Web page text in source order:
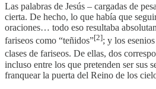
Las palabras de Jesús – cargadas de
cierta. De hecho, lo que había que
oraciones… todo eso resultaba
fariseos como “teñidos”[2]; y los
clases de fariseos. De ellas, dos
incluso entre los que pretenden ser sus
franquear la puerta del Reino de los